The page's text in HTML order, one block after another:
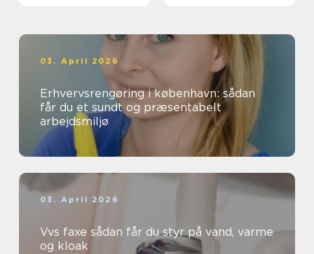
03. April 2026
Erhvervsrengøring i københavn: sådan
får du et sundt og præsentabelt
arbejdsmiljø
03. April 2026
Vvs faxe sådan får du styr på vand, varme
og kloak